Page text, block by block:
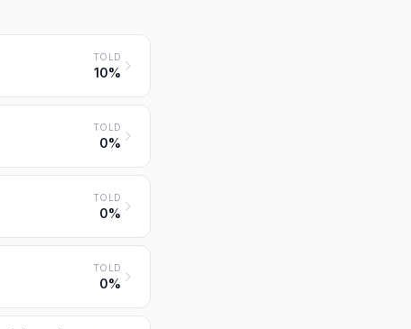
TOLD
10%
TOLD
0%
TOLD
0%
TOLD
0%